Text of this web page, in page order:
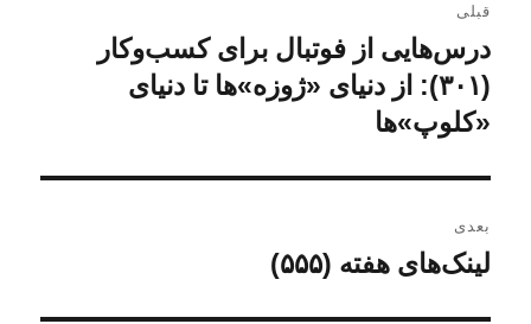
ا
ه
ب
ر
ی
قبلی
ن
و
ش
ه
ب
ل
ی
درس‌هایی از فوتبال برای کسب‌و‌کار
(۳۰۱): از دنیای «ژوزه»ها تا دنیای
«کلوپ»ها
بعدی
لینک‌های هفته (۵۵۵)